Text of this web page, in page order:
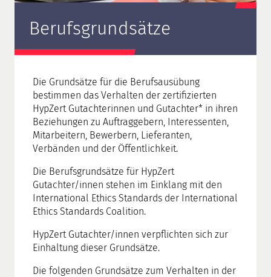
Berufsgrundsätze
Die Grundsätze für die Berufsausübung
bestimmen das Verhalten der zertifizierten
HypZert Gutachterinnen und Gutachter* in ihren
Beziehungen zu Auftraggebern, Interessenten,
Mitarbeitern, Bewerbern, Lieferanten,
Verbänden und der Öffentlichkeit.
Die Berufsgrundsätze für HypZert
Gutachter/innen stehen im Einklang mit den
International Ethics Standards der International
Ethics Standards Coalition.
HypZert Gutachter/innen verpflichten sich zur
Einhaltung dieser Grundsätze.
Die folgenden Grundsätze zum Verhalten in der